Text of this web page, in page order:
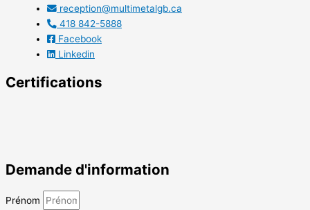
reception@multimetalgb.ca
418 842-5888
Facebook
Linkedin
Certifications
Demande d'information
Prénom